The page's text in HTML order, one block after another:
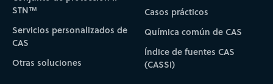
STN™
Servicios personalizados de
CAS
Otras soluciones
Casos prácticos
Química común de CAS
Índice de fuentes CAS
(CASSI)